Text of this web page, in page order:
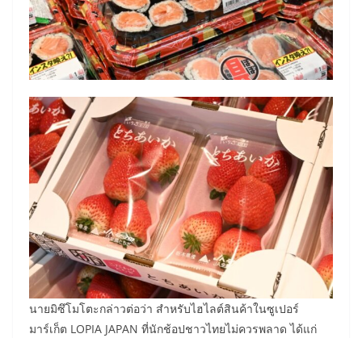
นายมิซึโมโตะกล่าวต่อว่า สำหรับไฮไลต์สินค้าในซูเปอร์
มาร์เก็ต LOPIA JAPAN ที่นักช้อปชาวไทยไม่ควรพลาด ได้แก่